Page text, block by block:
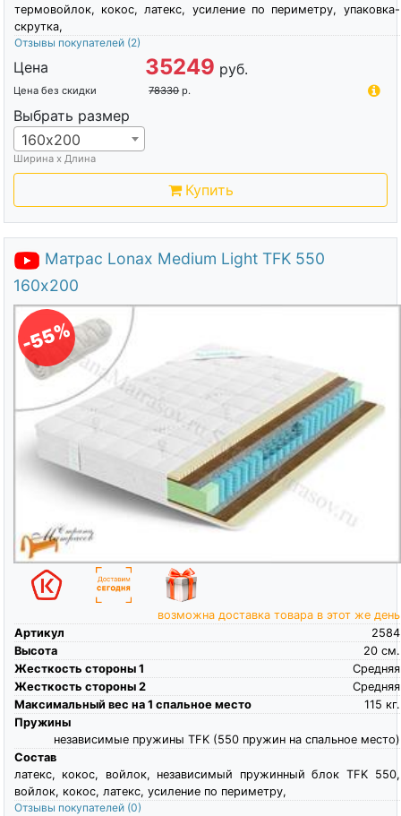
термовойлок, кокос, латекс, усиление по периметру, упаковка-
скрутка,
Отзывы покупателей (2)
Цена 35249 руб.
Цена без скидки 78330 р.
Выбрать размер
160х200
Ширина х Длина
Купить
Матрас Lonax Medium Light TFK 550
160х200
-55%
возможна доставка товара в этот же день
Артикул
2584
Высота
см.
20
Жесткость стороны 1
Средняя
Жесткость стороны 2
Средняя
Максимальный вес на 1 спальное место
кг.
115
Пружины
независимые пружины TFK (550 пружин на спальное место)
Состав
латекс, кокос, войлок, независимый пружинный блок TFK 550,
войлок, кокос, латекс, усиление по периметру,
Отзывы покупателей (0)